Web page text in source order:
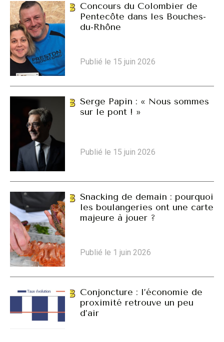
Concours du Colombier de
Pentecôte dans les Bouches-
du-Rhône
Publié le 15 juin 2026
Serge Papin : « Nous sommes
sur le pont ! »
Publié le 15 juin 2026
Snacking de demain : pourquoi
les boulangeries ont une carte
majeure à jouer ?
Publié le 1 juin 2026
Conjoncture : l’économie de
proximité retrouve un peu
d’air